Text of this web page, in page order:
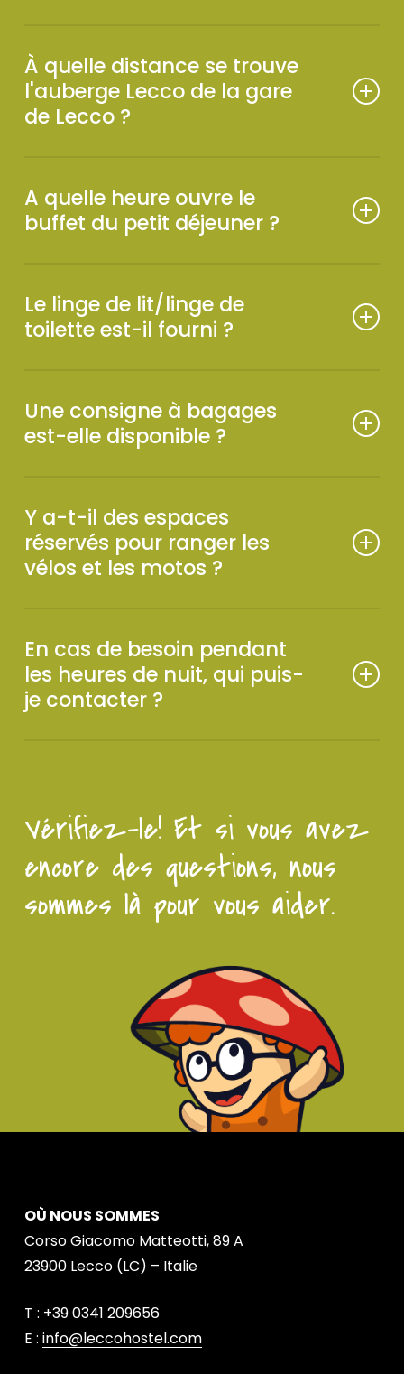
départ s’effectue avant 10h00. Si vous avez des
besoins particuliers, contactez-nous et nous
verrons comment vous aider !
À quelle distance se trouve
l'auberge Lecco de la gare
de Lecco ?
A quelle heure ouvre le
buffet du petit déjeuner ?
de 7h00 à 10h00 et se situe au rez-de-chaussée.
Le linge de lit/linge de
toilette est-il fourni ?
et de serviettes. Voyager léger, c’est plus facile !
Une consigne à bagages
est-elle disponible ?
clients, géré par la Réception.
Y a-t-il des espaces
réservés pour ranger les
vélos et les motos ?
garages à disposition de nos clients où ils peuvent
stocker leurs véhicules, avec des bornes de
recharge de batterie équipées.
En cas de besoin pendant
les heures de nuit, qui puis-
je contacter ?
Vérifiez-le! Et si vous avez
encore des questions, nous
sommes là pour vous aider.
OÙ NOUS SOMMES
Corso Giacomo Matteotti, 89 A
23900 Lecco (LC) – Italie
T : +39 0341 209656
E : info@leccohostel.com